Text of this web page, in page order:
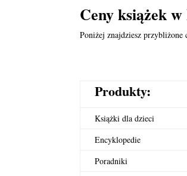
Ceny książek
Poniżej znajdziesz przybliżone
Produkty:
Książki dla dzieci
Encyklopedie
Poradniki